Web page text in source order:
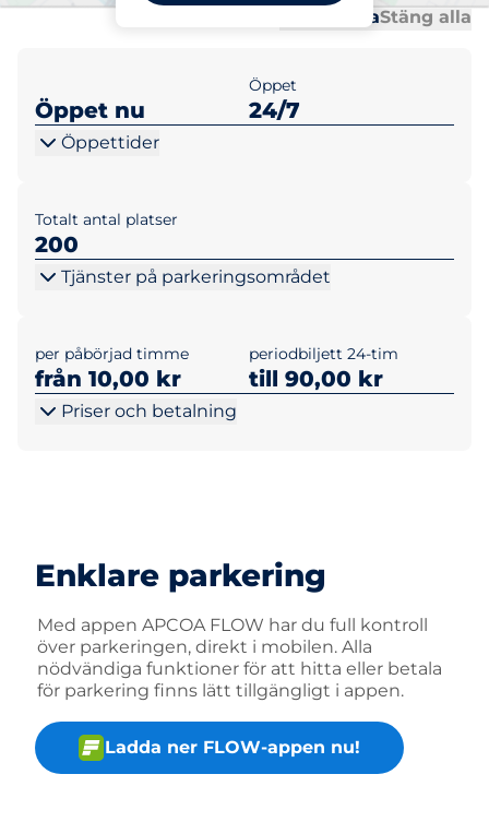
Öppna allaStäng alla
Öppet nu
Öppet
24/7
Öppettider
Totalt antal platser
200
Tjänster på parkeringsområdet
per påbörjad timme
från 10,00 kr
periodbiljett 24-tim
till 90,00 kr
Priser och betalning
Enklare parkering
Med appen APCOA FLOW har du full kontroll
över parkeringen, direkt i mobilen. Alla
nödvändiga funktioner för att hitta eller betala
för parkering finns lätt tillgängligt i appen.
Ladda ner FLOW-appen nu!